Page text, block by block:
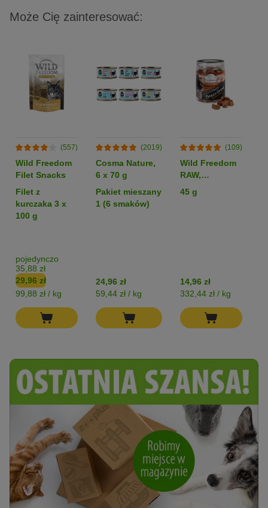
Może Cię zainteresować:
(557)
Wild Freedom
Filet Snacks
Filet z
kurczaka 3 x
100 g
pojedynczo
35,88 zł
29,96 zł
99,88 zł / kg
(2019)
Cosma Nature,
6 x 70 g
Pakiet mieszany
1 (6 smaków)
24,96 zł
59,44 zł / kg
(109)
Wild Freedom
RAW,
liofilizowane
serca kurze
45 g
14,96 zł
332,44 zł / kg